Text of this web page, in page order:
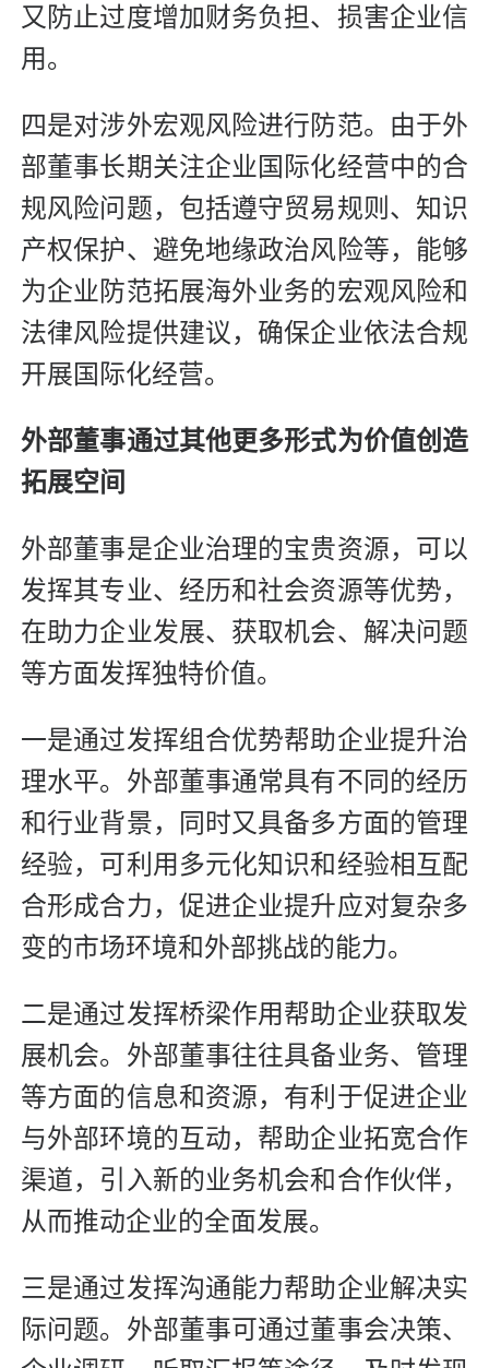
又防止过度增加财务负担、损害企业信
用。
四是对涉外宏观风险进行防范。由于外
部董事长期关注企业国际化经营中的合
规风险问题，包括遵守贸易规则、知识
产权保护、避免地缘政治风险等，能够
为企业防范拓展海外业务的宏观风险和
法律风险提供建议，确保企业依法合规
开展国际化经营。
外部董事通过其他更多形式为价值创造
拓展空间
外部董事是企业治理的宝贵资源，可以
发挥其专业、经历和社会资源等优势，
在助力企业发展、获取机会、解决问题
等方面发挥独特价值。
一是通过发挥组合优势帮助企业提升治
理水平。外部董事通常具有不同的经历
和行业背景，同时又具备多方面的管理
经验，可利用多元化知识和经验相互配
合形成合力，促进企业提升应对复杂多
变的市场环境和外部挑战的能力。
二是通过发挥桥梁作用帮助企业获取发
展机会。外部董事往往具备业务、管理
等方面的信息和资源，有利于促进企业
与外部环境的互动，帮助企业拓宽合作
渠道，引入新的业务机会和合作伙伴，
从而推动企业的全面发展。
三是通过发挥沟通能力帮助企业解决实
际问题。外部董事可通过董事会决策、